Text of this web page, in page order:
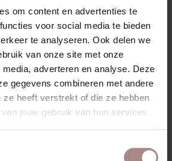
om content en advertenties te
voor social media te bieden
te analyseren. Ook delen we
van onze site met onze
adverteren en analyse. Deze
gegevens combineren met andere
ze heeft verstrekt of die ze hebben
jouw gebruik van hun services.
Bestel de vlekken- en
Oranje Furniture Care (All In House
COLLECTIE